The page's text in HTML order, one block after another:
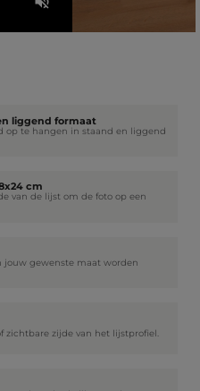
liggend formaat
op te hangen in staand en liggend
cm
van de lijst om de foto op een
gewenste maat worden
zichtbare zijde van het lijstprofiel.